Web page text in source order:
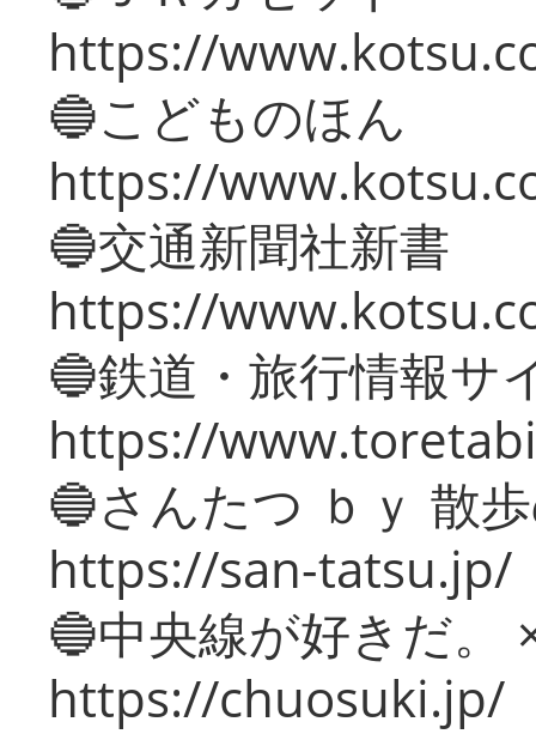
https://
🔵こどものほん
https://
🔵交通新聞社新書
https://
🔵鉄道・旅行情報サ
https://
🔵さんたつ ｂｙ 散
https://san-tatsu.jp/
🔵中央線が好きだ。
https://chuosuki.jp/